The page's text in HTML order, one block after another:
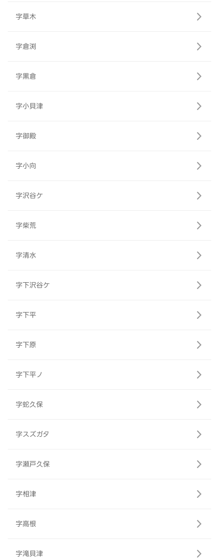
字草木
字倉渕
字黒倉
字小貝津
字御殿
字小向
字沢谷ケ
字柴荒
字清水
字下沢谷ケ
字下平
字下原
字下平ノ
字蛇久保
字スズガタ
字瀬戸久保
字相津
字高根
字滝貝津